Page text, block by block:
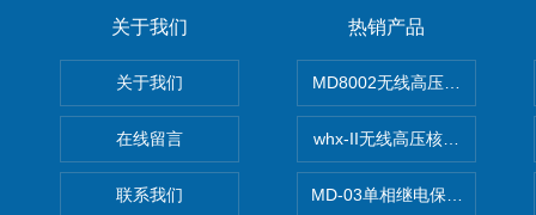
关于我们
关于我们
在线留言
联系我们
热销产品
MD8002无线高压核相仪
whx-II无线高压核相仪
MD-03单相继电保护测试仪价